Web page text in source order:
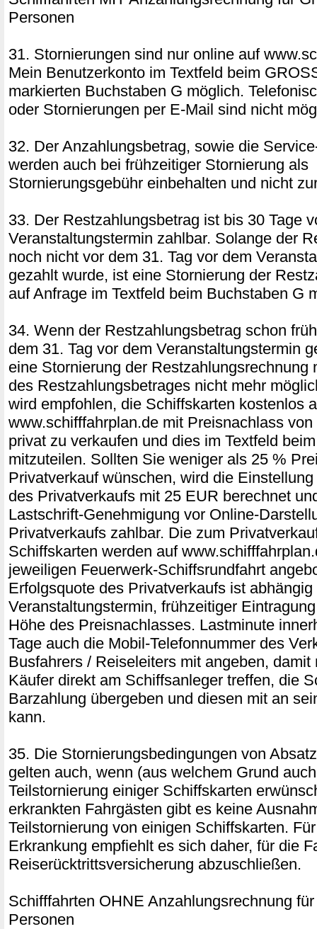
Personen
31. Stornierungen sind nur online auf
Mein Benutzerkonto im Textfeld beim
markierten Buchstaben G möglich.
oder Stornierungen per E-Mail sind nicht
32. Der Anzahlungsbetrag, sowie die
werden auch bei frühzeitiger Stornierung als
Stornierungsgebühr einbehalten und nicht
33. Der Restzahlungsbetrag ist bis 30 Tage
Veranstaltungstermin zahlbar. Solange der
noch nicht vor dem 31. Tag vor dem
gezahlt wurde, ist eine Stornierung der
auf Anfrage im Textfeld beim Buchstaben G
34. Wenn der Restzahlungsbetrag schon
dem 31. Tag vor dem Veranstaltungstermin
eine Stornierung der Restzahlungsrechnung
des Restzahlungsbetrages nicht mehr
wird empfohlen, die Schiffskarten kostenlos
www.schifffahrplan.de mit Preisnachlass
privat zu verkaufen und dies im Textfeld
mitzuteilen. Sollten Sie weniger als 25 %
Privatverkauf wünschen, wird die
des Privatverkaufs mit 25 EUR berechnet
Lastschrift-Genehmigung vor Online-
Privatverkaufs zahlbar. Die zum
Schiffskarten werden auf
jeweiligen Feuerwerk-Schiffsrundfahrt
Erfolgsquote des Privatverkaufs ist abhängig
Veranstaltungstermin, frühzeitiger
Höhe des Preisnachlasses. Lastminute
Tage auch die Mobil-Telefonnummer des
Busfahrers / Reiseleiters mit angeben, damit
Käufer direkt am Schiffsanleger treffen, die
Barzahlung übergeben und diesen mit an
kann.
35. Die Stornierungsbedingungen von
gelten auch, wenn (aus welchem Grund
Teilstornierung einiger Schiffskarten
erkrankten Fahrgästen gibt es keine
Teilstornierung von einigen Schiffskarten.
Erkrankung empfiehlt es sich daher, für die
Reiserücktrittsversicherung abzuschließen.
Schifffahrten OHNE Anzahlungsrechnung
Personen